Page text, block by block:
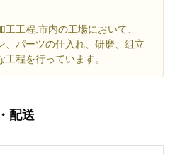
工程:市内の工場において、
、パーツの仕入れ、研磨、組立
程を行っています。
配送